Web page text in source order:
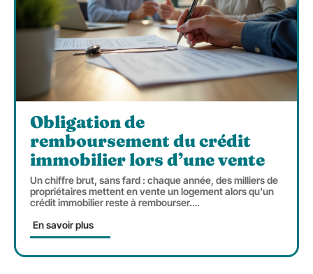
Obligation de
remboursement du crédit
immobilier lors d’une vente
Un chiffre brut, sans fard : chaque année, des milliers de
propriétaires mettent en vente un logement alors qu'un
crédit immobilier reste à rembourser.…
En savoir plus